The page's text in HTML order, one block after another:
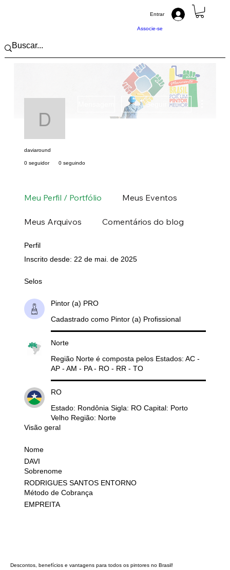
Associe-se
Entrar
daviaround
Seguir
daviaround
0 seguidor 0 seguindo
Meu Perfil / Portfólio Meus Eventos
Meus Arquivos Comentários do blog
Perfil
Inscrito desde: 22 de mai. de 2025
Selos
Pintor (a) PRO
Cadastrado como Pintor (a) Profissional
Norte
Região Norte é composta pelos Estados: AC -
AP - AM - PA - RO - RR - TO
RO
Estado: Rondônia Sigla: RO Capital: Porto
Velho Região: Norte
Visão geral
Nome
DAVI
Sobrenome
RODRIGUES SANTOS ENTORNO
Método de Cobrança
EMPREITA
Descontos, benefícios e vantagens para todos os pintores no Brasil!